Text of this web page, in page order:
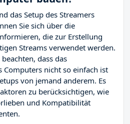
das Setup des Streamers
Sie sich über die
die zur Erstellung
Streams verwendet werden.
dass das
Computers nicht so einfach ist
von jemand anderem. Es
zu berücksichtigen, wie
und Kompatibilität